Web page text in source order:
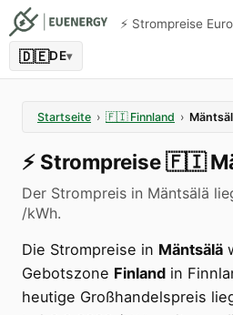
⚡️ Strompreise
🇩🇪DE▾
Startseite › 🇫🇮 Finnland ›
⚡️ Strompreise🇫🇮
Der Strompreis in Mäntsälä
/kWh.
Die Strompreise in Mäntsälä
Gebotszone Finland in
heutige Großhandelspreis